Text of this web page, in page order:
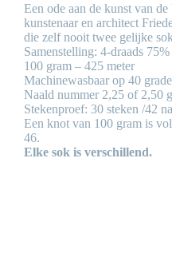
Een ode aan de kunst van
kunstenaar en architect
die zelf nooit twee gelijke
Samenstelling: 4-draads
100 gram – 425 meter
Machinewasbaar op 40
Naald nummer 2,25 of 2,50
Stekenproef: 30 steken /42
Een knot van 100 gram is
46.
Elke sok is verschillend.